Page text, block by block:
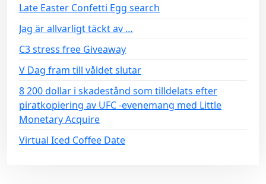
Late Easter Confetti Egg search
Jag är allvarligt täckt av …
C3 stress free Giveaway
V Dag fram till våldet slutar
8 200 dollar i skadestånd som tilldelats efter
piratkopiering av UFC -evenemang med Little
Monetary Acquire
Virtual Iced Coffee Date